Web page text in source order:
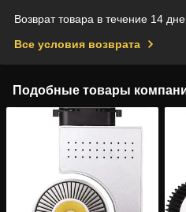
Возврат товара в течение 14
Все условия возврата
Подобные товары